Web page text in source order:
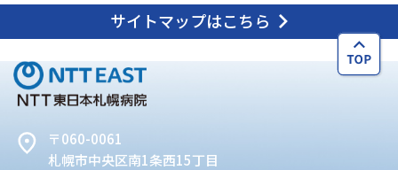
サイトマップはこちら
〒060-0061
札幌市中央区南1条西15丁目